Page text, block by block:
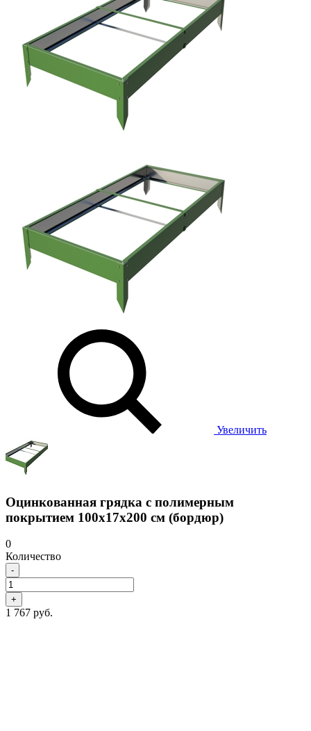
Увеличить
Оцинкованная грядка с полимерным
покрытием 100х17х200 см (бордюр)
0
Количество
-
+
1 767 руб.